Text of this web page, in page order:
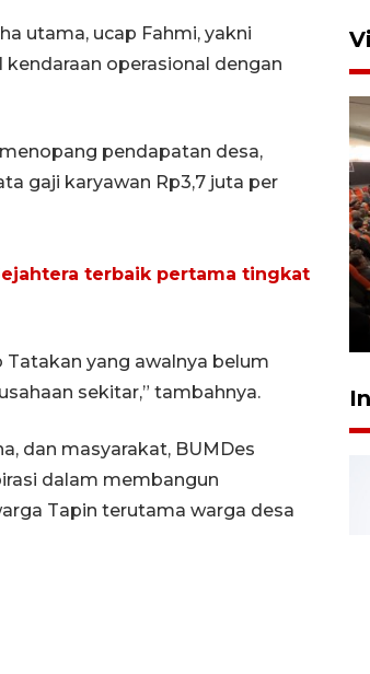
utama, ucap Fahmi, yakni
operasional dengan
pendapatan desa,
gaji karyawan Rp3,7 juta per
terbaik pertama tingkat
Tatakan yang awalnya belum
sekitar,” tambahnya.
dan masyarakat, BUMDes
dalam membangun
Tapin terutama warga desa
Kesetaraan